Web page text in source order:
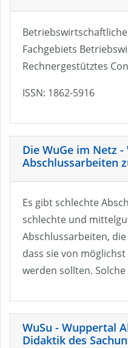
Fachgebiets
Rechnergestütztes
ISSN: 1862-5916
Die WuGe im Netz
Abschlussarbeiten
Es gibt schlechte
schlechte und
Abschlussarbeiten,
dass sie von
werden sollten.
WuSu - Wuppertal
Didaktik des